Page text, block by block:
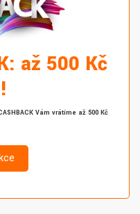
až 500 Kč
Vám vrátíme až 500 Kč